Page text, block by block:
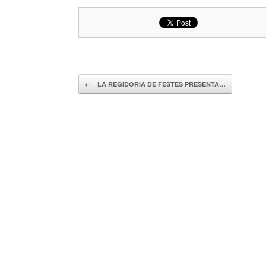
Navegador de artículos
← LA REGIDORIA DE FESTES PRESENTA…